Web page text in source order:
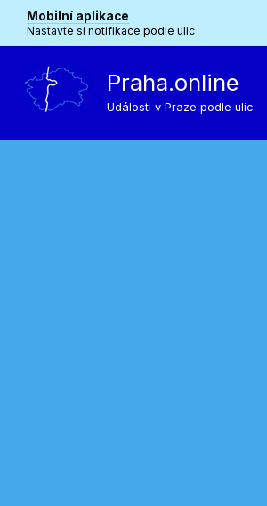
Mobilní aplikace
Nastavte si notifikace podle ulic
Praha.online
Události v Praze podle ulic